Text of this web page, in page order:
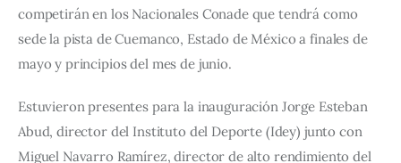
competirán en los Nacionales Conade que tendrá como
sede la pista de Cuemanco, Estado de México a finales de
mayo y principios del mes de junio.
Estuvieron presentes para la inauguración Jorge Esteban
Abud, director del Instituto del Deporte (Idey) junto con
Miguel Navarro Ramírez, director de alto rendimiento del